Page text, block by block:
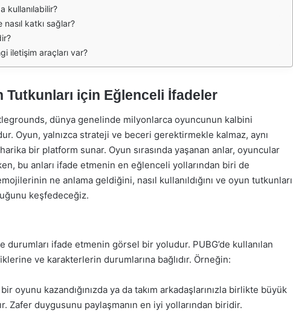
kullanılabilir?
katkı sağlar?
iletişim araçları var?
Tutkunları için Eğlenceli İfadeler
dünya genelinde milyonlarca oyuncunun kalbini
Oyun, yalnızca strateji ve beceri gerektirmekle kalmaz, aynı
bir platform sunar. Oyun sırasında yaşanan anlar, oyuncular
bu anları ifade etmenin en eğlenceli yollarından biri de
ne anlama geldiğini, nasıl kullanıldığını ve oyun tutkunları
keşfedeceğiz.
durumları ifade etmenin görsel bir yoludur. PUBG’de kullanılan
ve karakterlerin durumlarına bağlıdır. Örneğin:
oyunu kazandığınızda ya da takım arkadaşlarınızla birlikte büyük
Zafer duygusunu paylaşmanın en iyi yollarından biridir.